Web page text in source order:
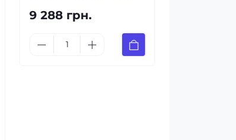
9 288 грн.